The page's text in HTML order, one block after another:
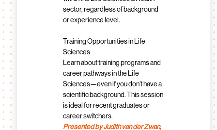
sector, regardless of background
or experience level.
Training Opportunities in Life
Sciences
Learn about training programs and
career pathways in the Life
Sciences—even if you don’t have a
scientific background. This session
is ideal for recent graduates or
career switchers.
Presented by Judith van der Zwan,